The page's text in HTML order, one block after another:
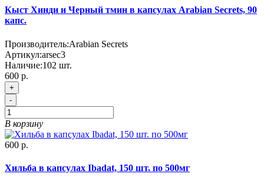
Кыст Хинди и Черный тмин в капсулах Arabian Secrets, 90
капс.
Производитель:Arabian Secrets
Артикул:arsec3
Наличие:102 шт.
600 р.
+
-
В корзину
600 р.
Хильба в капсулах Ibadat, 150 шт. по 500мг